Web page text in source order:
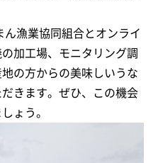
漁業協同組合とオンライ
加工場、モニタリング調
の方からの美味しいうな
きます。ぜひ、この機会
ょう。